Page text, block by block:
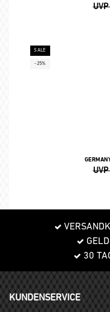
SALE
-25%
30
KUNDENSERVICE